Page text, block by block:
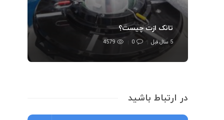
تانک ازت چیست؟
5 سال قبل 0
4579
در ارتباط باشید